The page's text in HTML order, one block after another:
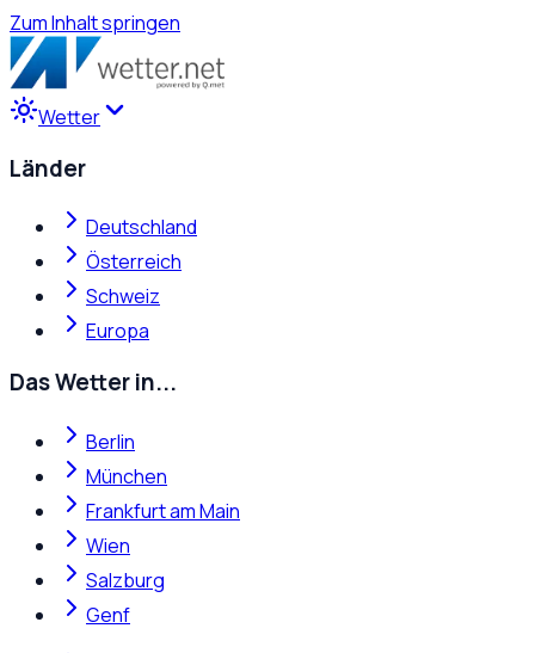
Zum Inhalt springen
Wetter
Länder
Deutschland
Österreich
Schweiz
Europa
Das Wetter in...
Berlin
München
Frankfurt am Main
Wien
Salzburg
Genf